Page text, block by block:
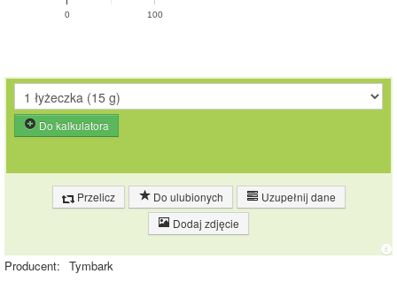
0 100
Do kalkulatora
Przelicz Do ulubionych
Uzupełnij dane
Dodaj zdjęcie
Producent: Tymbark